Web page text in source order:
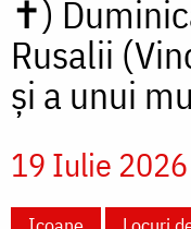
✝)
Rusalii
și a unui
19 Iulie 2026